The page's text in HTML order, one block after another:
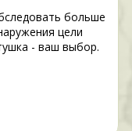
больше
цели
- ваш выбор.